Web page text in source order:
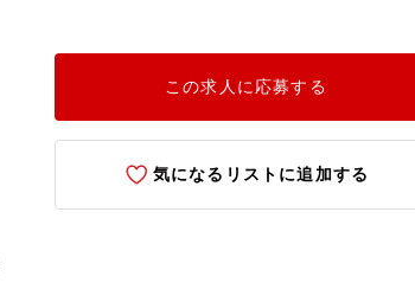
この求人に応募する
気になるリストに追加する